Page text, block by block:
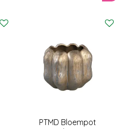
PTMD Bloempot